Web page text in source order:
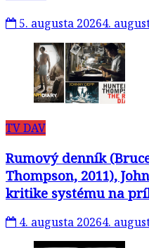
5. augusta 20264.
TV DAV
Rumový denník
Thompson, 2011),
kritike systému na
4. augusta 20264.